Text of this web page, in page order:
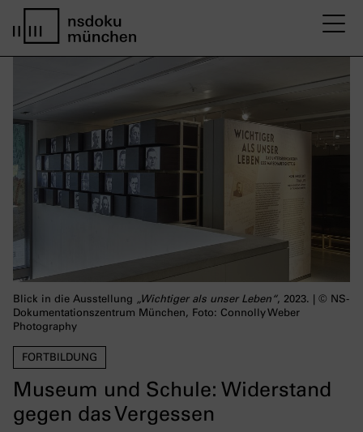
FORTBILDUNG
Museum und Schule: Widerstand
gegen das Vergessen
Blick in die Ausstellung „Wichtiger als unser Leben“, 2023. | © NS-
Dokumentationszentrum München, Foto: Connolly Weber
Photography